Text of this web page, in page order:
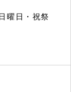
曜日・祝祭